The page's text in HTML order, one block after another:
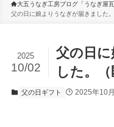
大五うなぎ工房ブログ「うなぎ屋瓦
父の日に娘よりうなぎが届きました。
父の日
した。（
2025
10/02
父の日ギフト 2025年10